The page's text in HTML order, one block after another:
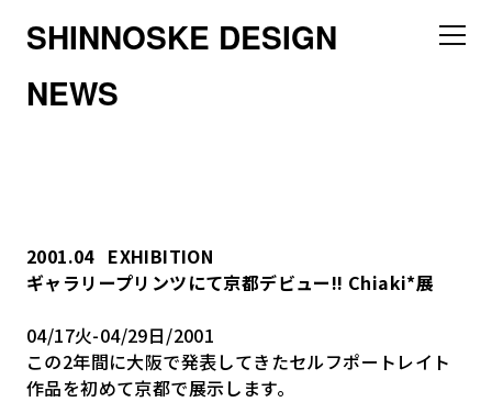
SHINNOSKE DESIGN
NEWS
2001.04 EXHIBITION
ギャラリープリンツにて京都デビュー!! Chiaki*展
04/17火-04/29日/2001
この2年間に大阪で発表してきたセルフポートレイト
作品を初めて京都で展示します。